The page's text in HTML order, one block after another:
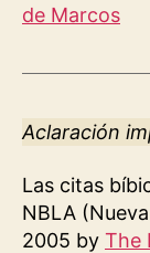
de Marcos
Aclaración
Las citas
NBLA
2005 by The